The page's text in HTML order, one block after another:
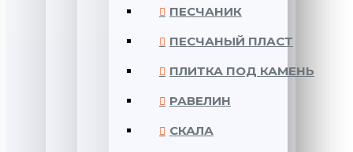
ПЕСЧАНИК
ПЕСЧАНЫЙ ПЛАСТ
ПЛИТКА ПОД КАМЕНЬ
РАВЕЛИН
СКАЛА